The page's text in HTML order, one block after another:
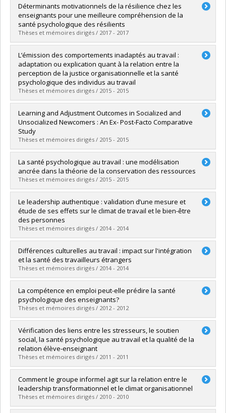
Graduate :Goyette, Véronique
Cycle :Doctoral
Grade :Ph. D.
Lien vers le document dans Papyrus
Déterminants motivationnels de la résilience chez les
enseignants pour une meilleure compréhension de la
santé psychologique des résilients
Thèses et mémoires dirigés / 2017 - 2017
Graduate :Zacharyas, Corinne
Cycle :Doctoral
Grade :Ph. D.
Lien vers le document dans Papyrus
L’émission des comportements inadaptés au travail :
adaptation ou explication quant à la relation entre la
perception de la justice organisationnelle et la santé
psychologique des individus au travail
Thèses et mémoires dirigés / 2015 - 2015
Graduate :Durand, Jean-Christophe
Cycle :Doctoral
Grade :
Lien vers le document dans Papyrus
Learning and Adjustment Outcomes in Socialized and
Unsocialized Newcomers : An Ex- Post-Facto Comparative
Study
Thèses et mémoires dirigés / 2015 - 2015
Graduate :Hass, Carolyn
Cycle :Doctoral
Grade :Ph. D.
Lien vers le document dans Papyrus
La santé psychologique au travail : une modélisation
ancrée dans la théorie de la conservation des ressources
Thèses et mémoires dirigés / 2015 - 2015
Graduate :Malo, Marie
Cycle :Doctoral
Grade :Ph. D.
Lien vers le document dans Papyrus
Le leadership authentique : validation d’une mesure et
étude de ses effets sur le climat de travail et le bien-être
des personnes
Thèses et mémoires dirigés / 2014 - 2014
Graduate : Nelson, Katia
Cycle :Doctoral
Grade :Ph. D.
Lien vers le document dans Papyrus
Différences culturelles au travail : impact sur l'intégration
et la santé des travailleurs étrangers
Thèses et mémoires dirigés / 2014 - 2014
Graduate :Do Thanh, Marie-Noëlle D.
Cycle :Doctoral
Grade :Ph. D.
Lien vers le document dans Papyrus
La compétence en emploi peut-elle prédire la santé
psychologique des enseignants?
Thèses et mémoires dirigés / 2012 - 2012
Graduate : Stamate, Alina Nusa
Cycle : Doctoral
Grade : Ph. D.
Lien vers le document dans Papyrus
Vérification des liens entre les stresseurs, le soutien
social, la santé psychologique au travail et la qualité de la
relation élève-enseignant
Thèses et mémoires dirigés / 2011 - 2011
Graduate : Perreault, Michelle E.
Cycle :Doctoral
Grade :Ph. D.
Lien vers le document dans Papyrus
Comment le groupe informel agit sur la relation entre le
leadership transformationnel et le climat organisationnel
Thèses et mémoires dirigés / 2010 - 2010